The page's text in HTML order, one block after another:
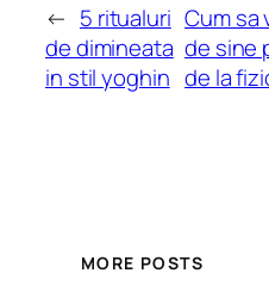
← 5 ritualuri
de dimineata
in stil yoghin
Cum sa
de sine
de la
MORE POSTS